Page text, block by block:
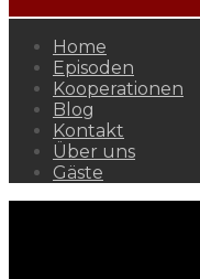
Home
Episoden
Kooperationen
Blog
Kontakt
Über uns
Gäste